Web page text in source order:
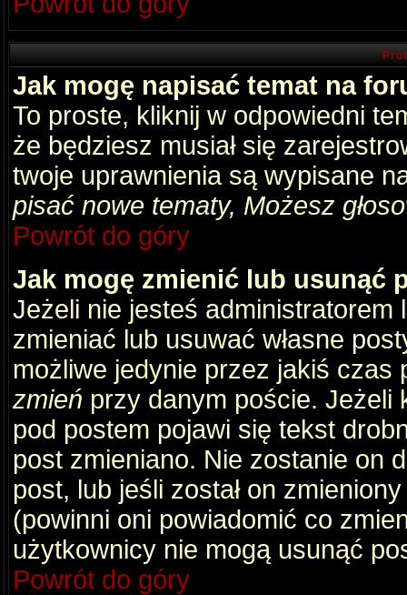
Jak mogę napisać temat na
To proste, kliknij w odpowiedni
że będziesz musiał się
twoje uprawnienia są wypisane
pisać nowe tematy, Możesz
Powrót do góry
Jak mogę zmienić lub usunąć
Jeżeli nie jesteś
zmieniać lub usuwać własne
możliwe jedynie przez jakiś
zmień przy danym poście. Jeżeli
pod postem pojawi się tekst
post zmieniano. Nie zostanie on
post, lub jeśli został on
(powinni oni powiadomić co
użytkownicy nie mogą usunąć
Powrót do góry